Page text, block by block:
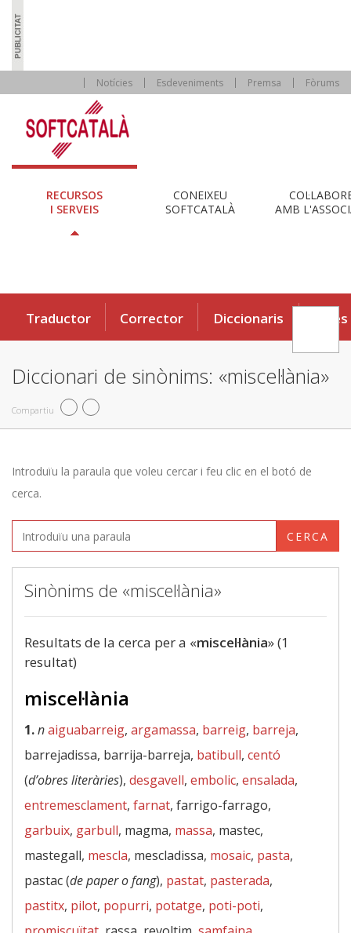
Notícies Esdeveniments Premsa Fòrums
RECURSOS
I SERVEIS
CONEIXEU
SOFTCATALÀ
AMB
Traductor Corrector Diccionaris Eines
Diccionari de sinònims: «miscel·lània»
Compartiu
Introduïu la paraula que voleu cercar i feu clic en el botó de
cerca.
CERCA
Sinònims de «miscel·lània»
Resultats de la cerca per a «miscel·lània» (1
resultat)
miscel·lània
1.naiguabarreig, argamassa, barreig, barreja,
barrejadissa, barrija-barreja, batibull, centó
(d’obres literàries), desgavell, embolic, ensalada,
entremesclament, farnat, farrigo-farrago,
garbuix, garbull, magma, massa, mastec,
mastegall, mescla, mescladissa, mosaic, pasta,
pastac (de paper o fang), pastat, pasterada,
pastitx, pilot, popurri, potatge, poti-poti,